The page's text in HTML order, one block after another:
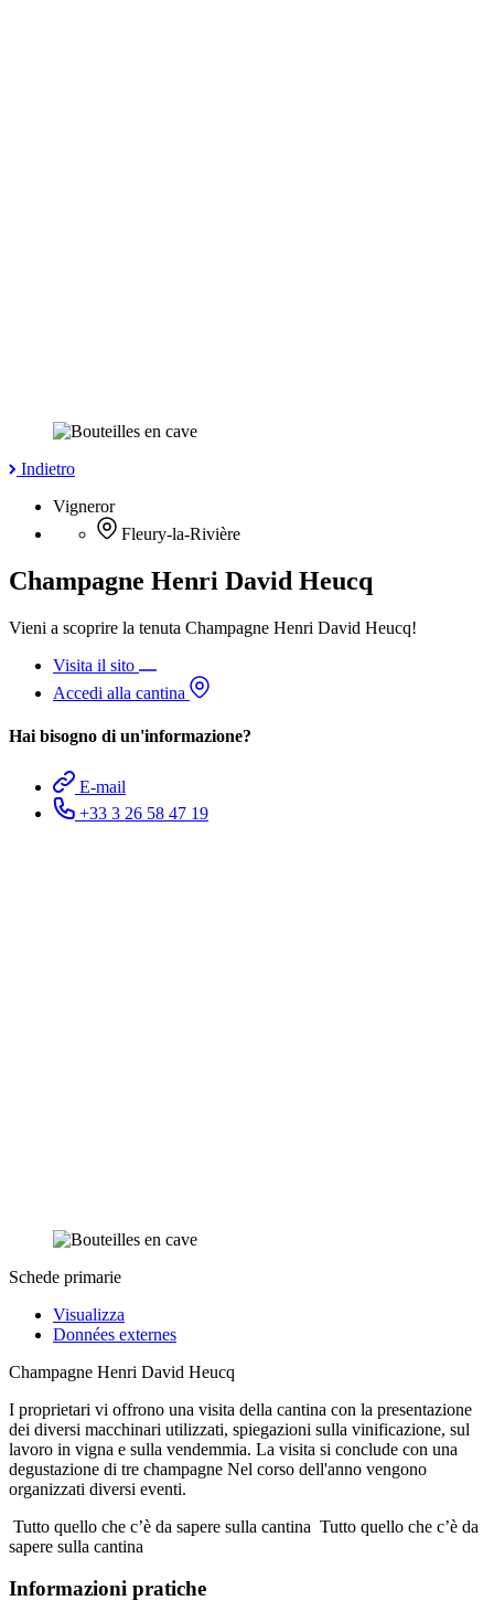
Indietro
Vigneror
Fleury-la-Rivière
Champagne Henri David Heucq
Vieni a scoprire la tenuta Champagne Henri David Heucq!
Visita il sito
Accedi alla cantina
Hai bisogno di un'informazione?
E-mail
+33 3 26 58 47 19
Schede primarie
Visualizza
Données externes
Champagne Henri David Heucq
I proprietari vi offrono una visita della cantina con la presentazione
dei diversi macchinari utilizzati, spiegazioni sulla vinificazione, sul
lavoro in vigna e sulla vendemmia. La visita si conclude con una
degustazione di tre champagne Nel corso dell'anno vengono
organizzati diversi eventi.
Tutto quello che c’è da sapere sulla cantina Tutto quello che c’è da
sapere sulla cantina
Informazioni pratiche